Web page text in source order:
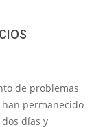
de problemas
han permanecido
días y